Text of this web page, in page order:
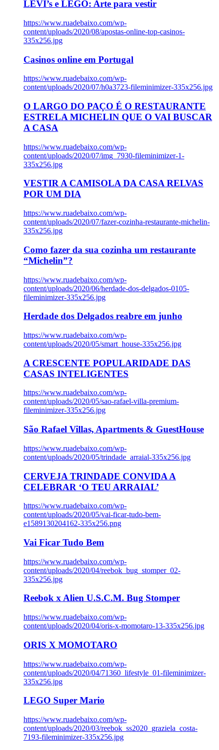
LEVI’s e LEGO: Arte para vestir
https://www.ruadebaixo.com/wp-
content/uploads/2020/08/apostas-online-top-casinos-
335x256.jpg
Casinos online em Portugal
https://www.ruadebaixo.com/wp-
content/uploads/2020/07/h0a3723-fileminimizer-335x256.jpg
O LARGO DO PAÇO É O RESTAURANTE
ESTRELA MICHELIN QUE O VAI BUSCAR
A CASA
https://www.ruadebaixo.com/wp-
content/uploads/2020/07/img_7930-fileminimizer-1-
335x256.jpg
VESTIR A CAMISOLA DA CASA RELVAS
POR UM DIA
https://www.ruadebaixo.com/wp-
content/uploads/2020/07/fazer-cozinha-restaurante-michelin-
335x256.jpg
Como fazer da sua cozinha um restaurante
“Michelin”?
https://www.ruadebaixo.com/wp-
content/uploads/2020/06/herdade-dos-delgados-0105-
fileminimizer-335x256.jpg
Herdade dos Delgados reabre em junho
https://www.ruadebaixo.com/wp-
content/uploads/2020/05/smart_house-335x256.jpg
A CRESCENTE POPULARIDADE DAS
CASAS INTELIGENTES
https://www.ruadebaixo.com/wp-
content/uploads/2020/05/sao-rafael-villa-premium-
fileminimizer-335x256.jpg
São Rafael Villas, Apartments & GuestHouse
https://www.ruadebaixo.com/wp-
content/uploads/2020/05/trindade_arraial-335x256.jpg
CERVEJA TRINDADE CONVIDA A
CELEBRAR ‘O TEU ARRAIAL’
https://www.ruadebaixo.com/wp-
content/uploads/2020/05/vai-ficar-tudo-bem-
e1589130204162-335x256.png
Vai Ficar Tudo Bem
https://www.ruadebaixo.com/wp-
content/uploads/2020/04/reebok_bug_stomper_02-
335x256.jpg
Reebok x Alien U.S.C.M. Bug Stomper
https://www.ruadebaixo.com/wp-
content/uploads/2020/04/oris-x-momotaro-13-335x256.jpg
ORIS X MOMOTARO
https://www.ruadebaixo.com/wp-
content/uploads/2020/04/71360_lifestyle_01-fileminimizer-
335x256.jpg
LEGO Super Mario
https://www.ruadebaixo.com/wp-
content/uploads/2020/03/reebok_ss2020_graziela_costa-
7193-fileminimizer-335x256.jpg